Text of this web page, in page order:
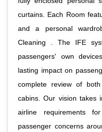
curtains. Each Room
and a personal
Cleaning . The IFE
passengers' own
lasting impact on
complete review of
cabins. Our vision takes
airline requirements
passenger concerns